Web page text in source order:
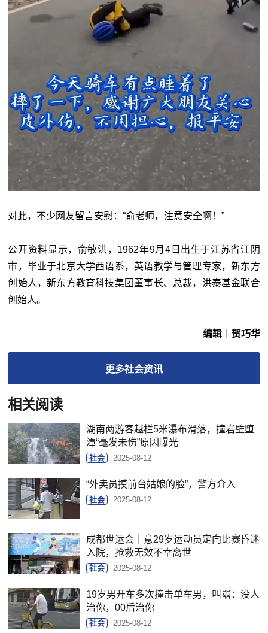
对此，不少网友留言安慰：“俞老师，注意安全啊！”
公开资料显示，俞敏洪，1962年9月4日出生于江苏省江阴
市，毕业于北京大学西语系，英语教学与管理专家，新东方
创始人，新东方教育科技集团董事长、总裁，洪泰基金联合
创始人。
编辑︱贺巧华
更多社会资讯
相关阅读
湖南两游客越栏5米瀑布滑落，撞岩壁堕
潭“毫发未伤”原因曝光
社会 2025-08-12
“外卖员摸前台姑娘的脸”，警方介入
社会 2025-08-12
成都世运会｜意29岁运动员定向比赛昏迷
入院，抢救无效不幸离世
社会 2025-08-12
19岁男开车多次撞击单车男，叫嚣：没人
治你，00后治你
社会 2025-08-12